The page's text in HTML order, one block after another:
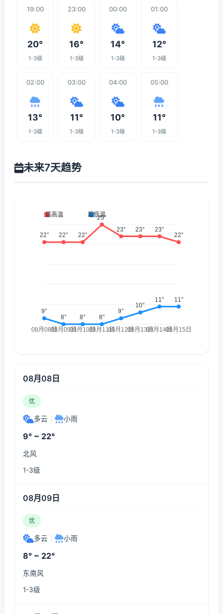
19:00
20°
1-3级
23:00
16°
1-3级
00:00
14°
1-3级
01:00
12°
1-3级
02:00
13°
1-3级
03:00
11°
1-3级
04:00
10°
1-3级
05:00
11°
1-3级
未来7天趋势
08月08日
优
多云 小雨
9° ~ 22°
北风
1-3级
08月09日
优
多云 小雨
8° ~ 22°
东南风
1-3级